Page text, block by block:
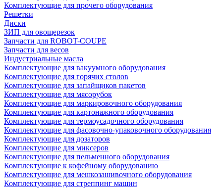
Комплектующие для прочего оборудования
Решетки
Диски
ЗИП для овощерезок
Запчасти для ROBOT-COUPE
Запчасти для весов
Индустриальные масла
Комплектующие для вакуумного оборудования
Комплектующие для горячих столов
Комплектующие для запайщиков пакетов
Комплектующие для мясорубок
Комплектующие для маркировочного оборудования
Комплектующие для картонажного оборудования
Комплектующие для термоусадочного оборудования
Комплектующие для фасовочно-упаковочного оборудования
Комплектующие для дозаторов
Комплектующие для миксеров
Комплектующие для пельменного оборудования
Комплектующие к кофейному оборудованию
Комплектующие для мешкозашивочного оборудования
Комплектующие для стреппинг машин